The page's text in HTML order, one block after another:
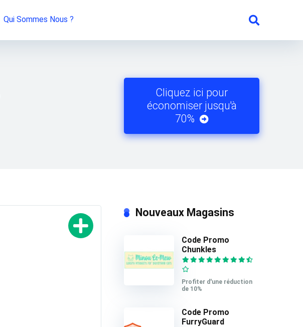
Qui Sommes Nous ?
Cliquez ici pour
économiser jusqu'à
70%
Nouveaux Magasins
Code Promo
Chunkles
Profiter d'une réduction
de 10%
Code Promo
FurryGuard